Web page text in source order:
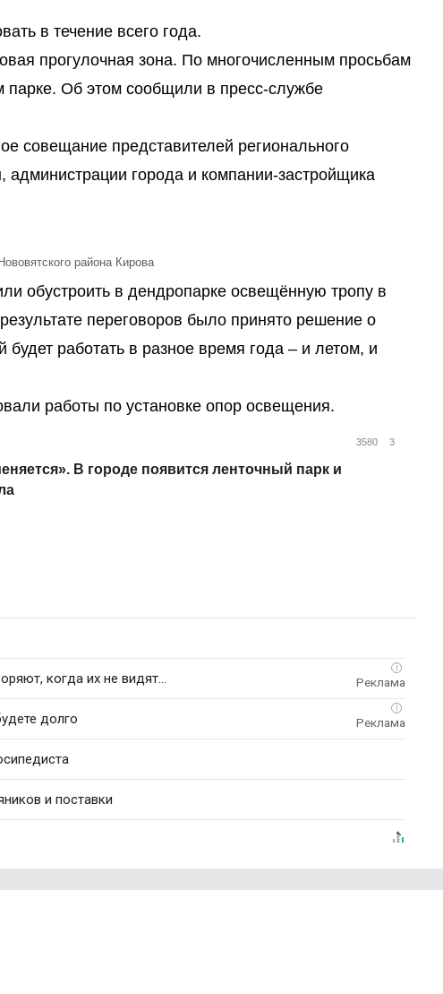
в течение всего года.
прогулочная зона. По многочисленным просьбам
парке. Об этом сообщили в пресс-службе
совещание представителей регионального
города и компании-застройщика
района Кирова
обустроить в дендропарке освещённую тропу в
переговоров было принято решение о
работать в разное время года – и летом, и
работы по установке опор освещения.
3580 3
В городе появится ленточный парк и
i
когда их не видят...
i
долго
и поставки